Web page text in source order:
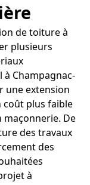
de toiture à
plusieurs
Champagnac-
une extension
coût plus faible
De
des travaux
des
à